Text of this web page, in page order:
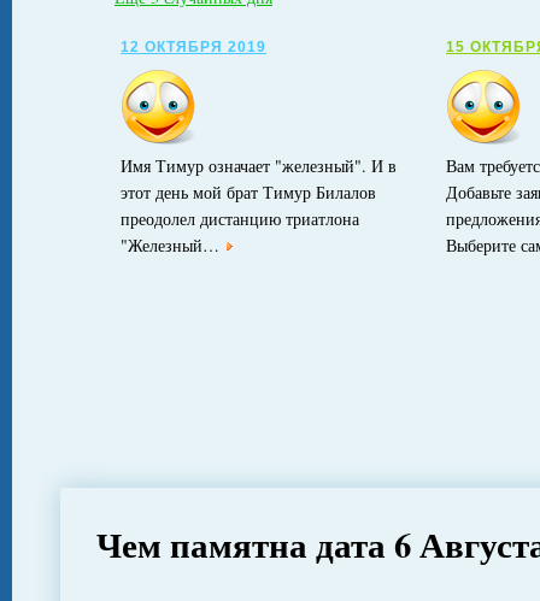
12 ОКТЯБРЯ 2019
Имя Тимур означает "железный". И в
этот день мой брат Тимур Билалов
преодолел дистанцию триатлона
"Железный…
15
Вам
Добавьте
Выберите
Чем памятна дата 6